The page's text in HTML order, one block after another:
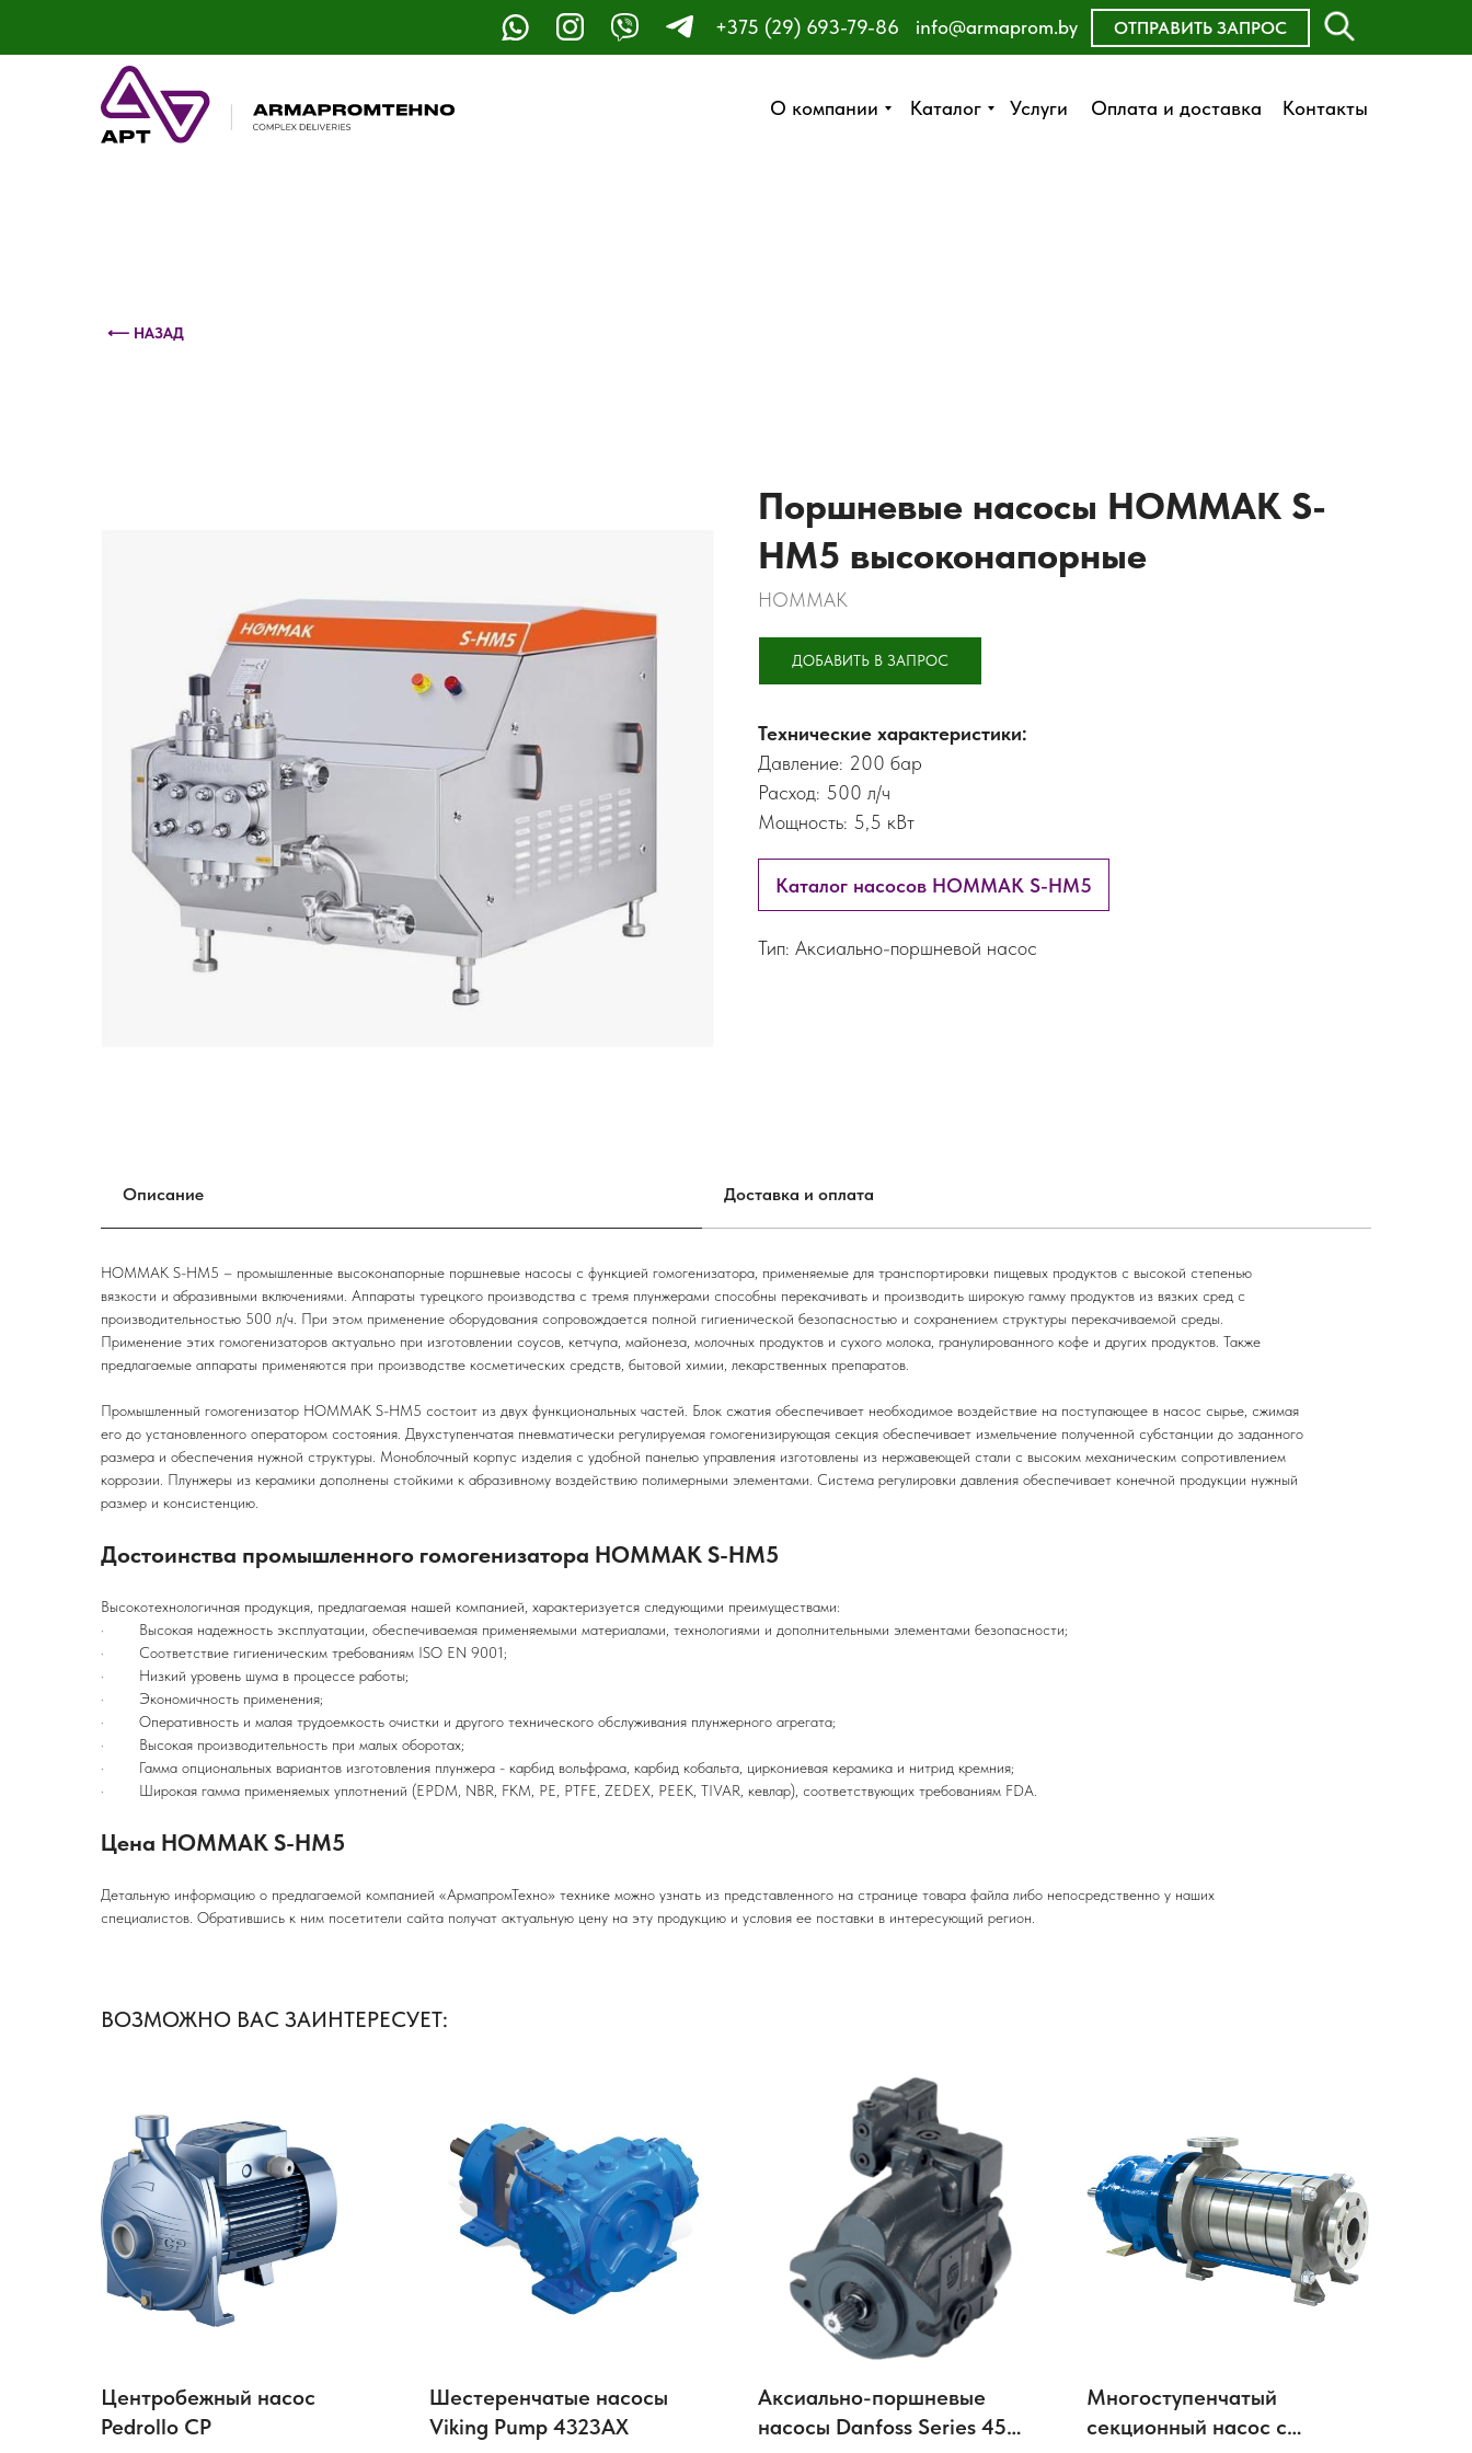
О компании Каталог Услуги Оплата и доставка Контакты
+375 (29) 693-79-86 ОТПРАВИТЬ ЗАПРОС
info@armaprom.by
О компании Каталог Услуги Оплата и доставка Контакты
ОСТАВИТЬ ЗАЯВКУ
ЗАКАЗАТЬ ЗВОНОК
⟵ НАЗАД
Поршневые насосы HOMMAK S-
HM5 высоконапорные
HOMMAK
ДОБАВИТЬ В ЗАПРОС
Технические характеристики:
Давление: 200 бар
Расход: 500 л/ч
Мощность: 5,5 кВт
Каталог насосов HOMMAK S-HM5
Тип: Аксиально-поршневой насос
Описание Доставка и оплата
HOMMAK S-HM5 – промышленные высоконапорные поршневые насосы с функцией гомогенизатора, применяемые для транспортировки пищевых продуктов с высокой степенью
вязкости и абразивными включениями. Аппараты турецкого производства с тремя плунжерами способны перекачивать и производить широкую гамму продуктов из вязких сред с
производительностью 500 л/ч. При этом применение оборудования сопровождается полной гигиенической безопасностью и сохранением структуры перекачиваемой среды.
Применение этих гомогенизаторов актуально при изготовлении соусов, кетчупа, майонеза, молочных продуктов и сухого молока, гранулированного кофе и других продуктов. Также
предлагаемые аппараты применяются при производстве косметических средств, бытовой химии, лекарственных препаратов.
Промышленный гомогенизатор HOMMAK S-HM5 состоит из двух функциональных частей. Блок сжатия обеспечивает необходимое воздействие на поступающее в насос сырье, сжимая
его до установленного оператором состояния. Двухступенчатая пневматически регулируемая гомогенизирующая секция обеспечивает измельчение полученной субстанции до заданного
размера и обеспечения нужной структуры. Моноблочный корпус изделия с удобной панелью управления изготовлены из нержавеющей стали с высоким механическим сопротивлением
коррозии. Плунжеры из керамики дополнены стойкими к абразивному воздействию полимерными элементами. Система регулировки давления обеспечивает конечной продукции нужный
размер и консистенцию.
Достоинства промышленного гомогенизатора HOMMAK S-HM5
Высокотехнологичная продукция, предлагаемая нашей компанией, характеризуется следующими преимуществами:
· Высокая надежность эксплуатации, обеспечиваемая применяемыми материалами, технологиями и дополнительными элементами безопасности;
· Соответствие гигиеническим требованиям ISO EN 9001;
· Низкий уровень шума в процессе работы;
· Экономичность применения;
· Оперативность и малая трудоемкость очистки и другого технического обслуживания плунжерного агрегата;
· Высокая производительность при малых оборотах;
· Гамма опциональных вариантов изготовления плунжера - карбид вольфрама, карбид кобальта, циркониевая керамика и нитрид кремния;
· Широкая гамма применяемых уплотнений (EPDM, NBR, FKM, PE, PTFE, ZEDEX, PEEK, TIVAR, кевлар), соответствующих требованиям FDA.
Цена HOMMAK S-HM5
Детальную информацию о предлагаемой компанией «АрмапромТехно» технике можно узнать из представленного на странице товара файла либо непосредственно у наших
специалистов. Обратившись к ним посетители сайта получат актуальную цену на эту продукцию и условия ее поставки в интересующий регион.
ВОЗМОЖНО ВАС ЗАИНТЕРЕСУЕТ:
Центробежный насос
Pedrollo CP
Шестеренчатые насосы
Viking Pump 4323AX
Аксиально-поршневые
насосы Danfoss Series 45
Многоступенчатый
секционный насос с